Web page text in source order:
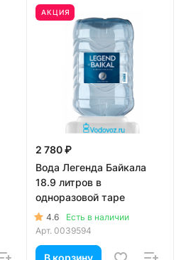
АКЦИЯ
2 780 ₽
Вода Легенда Байкала
18.9 литров в
одноразовой таре
4.6
Есть в наличии
Арт. 0039594
В корзину